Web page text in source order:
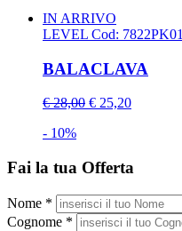
IN ARRIVO
LEVEL Cod: 7822PK01
BALACLAVA
€ 28,00 € 25,20
- 10%
Fai la tua Offerta
Nome *
Cognome *